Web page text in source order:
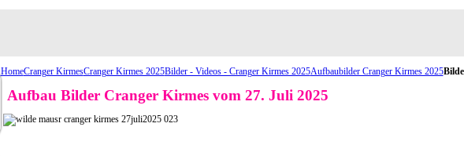
HomeCranger KirmesCranger Kirmes 2025Bilder - Videos - Cranger Kirmes 2025Aufbaubilder Cranger Kirmes 2025
Aufbau Bilder Cranger Kirmes vom 27. Juli 2025